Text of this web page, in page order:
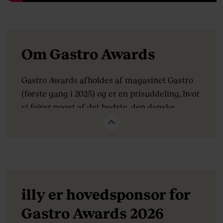
Om Gastro Awards
Gastro Awards afholdes af magasinet Gastro
(første gang i 2025) og er en prisuddeling, hvor
vi fejrer noget af det bedste, den danske
restaurationsbranche har at byde på, og hylder
ærespris. Årets ærespris uddeles til en aktør,
der fortjener en anerkendelse fra hele
branchen for lang og tro tjeneste med et altid
illy er hovedsponsor for
Gastro Awards 2026